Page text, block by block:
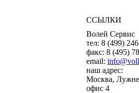
ССЫЛКИ
Волей Сервис
тел: 8 (499)
факс: 8 (495)
email:
наш адрес:
Москва,
офис 4